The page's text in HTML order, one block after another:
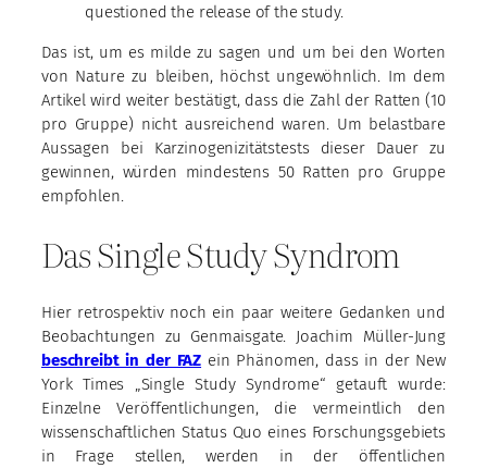
questioned the release of the study.
Das ist, um es milde zu sagen und um bei den Worten
von Nature zu bleiben, höchst ungewöhnlich. Im dem
Artikel wird weiter bestätigt, dass die Zahl der Ratten (10
pro Gruppe) nicht ausreichend waren. Um belastbare
Aussagen bei Karzinogenizitätstests dieser Dauer zu
gewinnen, würden mindestens 50 Ratten pro Gruppe
empfohlen.
Das Single Study Syndrom
Hier retrospektiv noch ein paar weitere Gedanken und
Beobachtungen zu Genmaisgate. Joachim Müller-Jung
beschreibt in der FAZ ein Phänomen, dass in der New
York Times „Single Study Syndrome“ getauft wurde:
Einzelne Veröffentlichungen, die vermeintlich den
wissenschaftlichen Status Quo eines Forschungsgebiets
in Frage stellen, werden in der öffentlichen